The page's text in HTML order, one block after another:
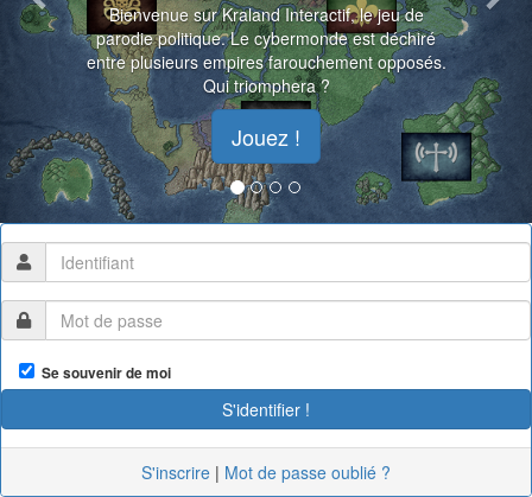
Bienvenue sur Kraland Interactif, le jeu de
parodie politique. Le cybermonde est déchiré
entre plusieurs empires farouchement opposés.
Qui triomphera ?
Jouez !
Se souvenir de moi
S'inscrire | Mot de passe oublié ?